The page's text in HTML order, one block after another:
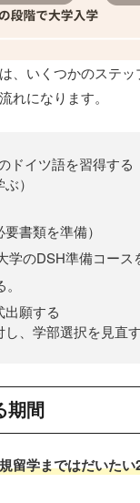
、いくつかのステッ
れになります。
ドイツ語を習得する
）
書類を準備）
学のDSH準備コース
願する
し、学部選択を見直
期間
留学まではだいた